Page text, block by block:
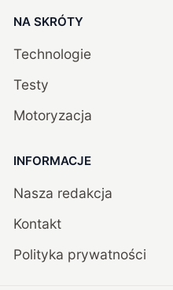
NA SKRÓTY
Technologie
Testy
Motoryzacja
INFORMACJE
Nasza redakcja
Kontakt
Polityka prywatności